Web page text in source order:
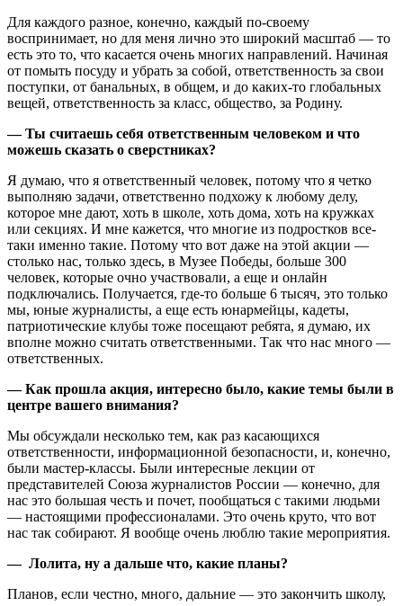
Для каждого разное, конечно, каждый по-своему
воспринимает, но для меня лично это широкий масштаб — то
есть это то, что касается очень многих направлений. Начиная
от помыть посуду и убрать за собой, ответственность за свои
поступки, от банальных, в общем, и до каких-то глобальных
вещей, ответственность за класс, общество, за Родину.
— Ты считаешь себя ответственным человеком и что
можешь сказать о сверстниках?
Я думаю, что я ответственный человек, потому что я четко
выполняю задачи, ответственно подхожу к любому делу,
которое мне дают, хоть в школе, хоть дома, хоть на кружках
или секциях. И мне кажется, что многие из подростков все-
таки именно такие. Потому что вот даже на этой акции —
столько нас, только здесь, в Музее Победы, больше 300
человек, которые очно участвовали, а еще и онлайн
подключались. Получается, где-то больше 6 тысяч, это только
мы, юные журналисты, а еще есть юнармейцы, кадеты,
патриотические клубы тоже посещают ребята, я думаю, их
вполне можно считать ответственными. Так что нас много —
ответственных.
— Как прошла акция, интересно было, какие темы были в
центре вашего внимания?
Мы обсуждали несколько тем, как раз касающихся
ответственности, информационной безопасности, и, конечно,
были мастер-классы. Были интересные лекции от
представителей Союза журналистов России — конечно, для
нас это большая честь и почет, пообщаться с такими людьми
— настоящими профессионалами. Это очень круто, что вот
нас так собирают. Я вообще очень люблю такие мероприятия.
— Лолита, ну а дальше что, какие планы?
Планов, если честно, много, дальние — это закончить школу,